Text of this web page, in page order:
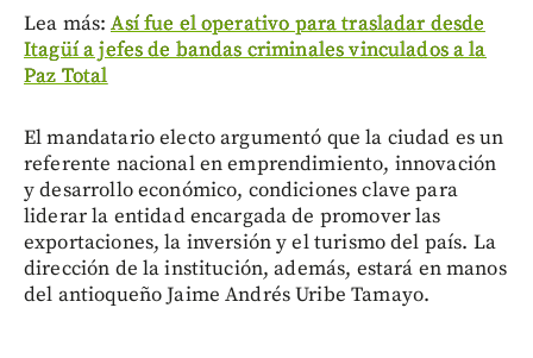
Lea más:Así fue el operativo para trasladar desde
Itagüí a jefes de bandas criminales vinculados a la
Paz Total
El mandatario electo argumentó que la ciudad es un
referente nacional en emprendimiento, innovación
y desarrollo económico, condiciones clave para
liderar la entidad encargada de promover las
exportaciones, la inversión y el turismo del país. La
dirección de la institución, además, estará en manos
del antioqueño Jaime Andrés Uribe Tamayo.